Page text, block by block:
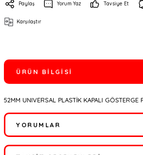
Paylaş Yorum Yaz Tavsiye Et
Karşılaştır
ÜRÜN BILGISI
52MM UNIVERSAL PLASTİK KAPALI GÖSTERGE
YORUMLAR